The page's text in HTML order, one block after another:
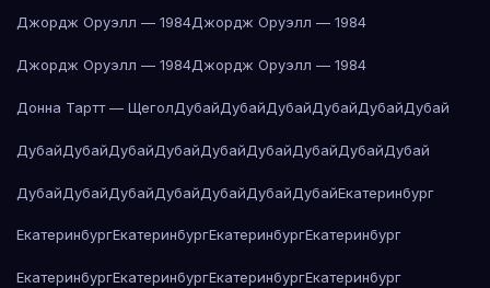
Джордж Оруэлл — 1984Джордж Оруэлл — 1984
Джордж Оруэлл — 1984Джордж Оруэлл — 1984
Донна Тартт — ЩеголДубайДубайДубайДубайДубайДубай
ДубайДубайДубайДубайДубайДубайДубайДубайДубай
ДубайДубайДубайДубайДубайДубайДубайЕкатеринбург
ЕкатеринбургЕкатеринбургЕкатеринбургЕкатеринбург
ЕкатеринбургЕкатеринбургЕкатеринбургЕкатеринбург